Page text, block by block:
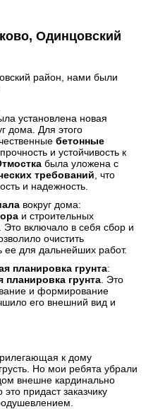
Одинцовский
район, нами были
установлена новая
дома. Для этого
бетонные
и устойчивость к
была уложена с
требований , что
и надежность.
вокруг дома:
и строительных
Это включало в себя сбор и
очистить
ее для дальнейших работ.
планировка грунта:
планировка грунта . Это
и формирование
его внешний вид и
к дому
Но мои ребята убрали
внешне кардинально
придаст заказчику